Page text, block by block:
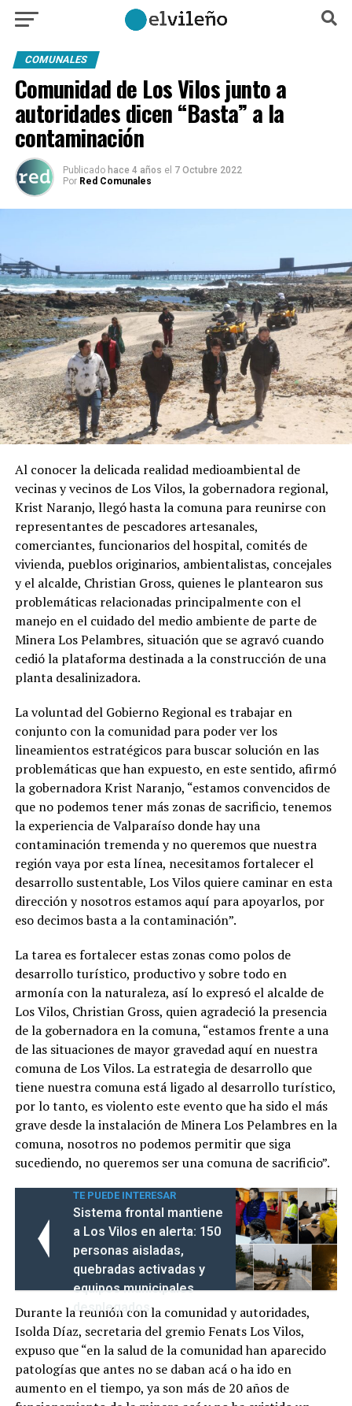
COMUNALES
Comunidad de Los Vilos junto a
autoridades dicen “Basta” a la
contaminación
Publicado hace 4 años el 7 Octubre 2022
Por Red Comunales
Al conocer la delicada realidad medioambiental de
vecinas y vecinos de Los Vilos, la gobernadora regional,
Krist Naranjo, llegó hasta la comuna para reunirse con
representantes de pescadores artesanales,
comerciantes, funcionarios del hospital, comités de
vivienda, pueblos originarios, ambientalistas, concejales
y el alcalde, Christian Gross, quienes le plantearon sus
problemáticas relacionadas principalmente con el
manejo en el cuidado del medio ambiente de parte de
Minera Los Pelambres, situación que se agravó cuando
cedió la plataforma destinada a la construcción de una
planta desalinizadora.
La voluntad del Gobierno Regional es trabajar en
conjunto con la comunidad para poder ver los
lineamientos estratégicos para buscar solución en las
problemáticas que han expuesto, en este sentido, afirmó
la gobernadora Krist Naranjo, “estamos convencidos de
que no podemos tener más zonas de sacrificio, tenemos
la experiencia de Valparaíso donde hay una
contaminación tremenda y no queremos que nuestra
región vaya por esta línea, necesitamos fortalecer el
desarrollo sustentable, Los Vilos quiere caminar en esta
dirección y nosotros estamos aquí para apoyarlos, por
eso decimos basta a la contaminación”.
La tarea es fortalecer estas zonas como polos de
desarrollo turístico, productivo y sobre todo en
armonía con la naturaleza, así lo expresó el alcalde de
Los Vilos, Christian Gross, quien agradeció la presencia
de la gobernadora en la comuna, “estamos frente a una
de las situaciones de mayor gravedad aquí en nuestra
comuna de Los Vilos. La estrategia de desarrollo que
tiene nuestra comuna está ligado al desarrollo turístico,
por lo tanto, es violento este evento que ha sido el más
grave desde la instalación de Minera Los Pelambres en la
comuna, nosotros no podemos permitir que siga
sucediendo, no queremos ser una comuna de sacrificio”.
TE PUEDE INTERESAR
Sistema frontal mantiene
a Los Vilos en alerta: 150
personas aisladas,
quebradas activadas y
equipos municipales
desplegados
Durante la reunión con la comunidad y autoridades,
Isolda Díaz, secretaria del gremio Fenats Los Vilos,
expuso que “en la salud de la comunidad han aparecido
patologías que antes no se daban acá o ha ido en
aumento en el tiempo, ya son más de 20 años de